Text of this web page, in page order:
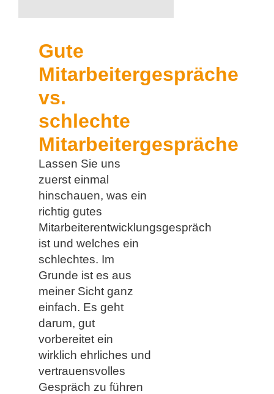
Gute
Mitarbeitergespräche
vs.
schlechte
Mitarbeitergespräche
Lassen Sie uns
zuerst einmal
hinschauen, was ein
richtig gutes
Mitarbeiterentwicklungsgespräch
ist und welches ein
schlechtes. Im
Grunde ist es aus
meiner Sicht ganz
einfach. Es geht
darum, gut
vorbereitet ein
wirklich ehrliches und
vertrauensvolles
Gespräch zu führen